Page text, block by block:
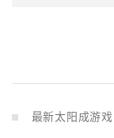
最新太阳成游